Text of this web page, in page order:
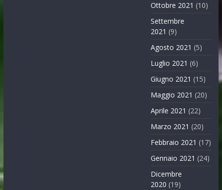
Ottobre 2021 (10)
Settembre
2021 (9)
Agosto 2021 (5)
Luglio 2021 (6)
Giugno 2021 (15)
Maggio 2021 (20)
Aprile 2021 (22)
Marzo 2021 (20)
Febbraio 2021 (17)
Gennaio 2021 (24)
Dicembre
2020 (19)